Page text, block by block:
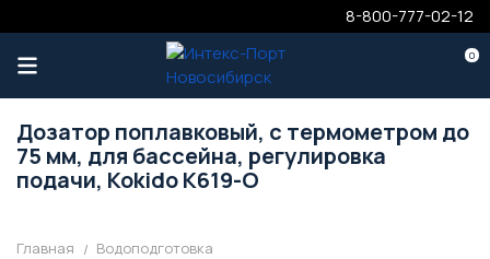
8-800-777-02-12
0
Дозатор поплавковый, с термометром до
75 мм, для бассейна, регулировка
подачи, Kokido K619-O
Главная
Водоподготовка